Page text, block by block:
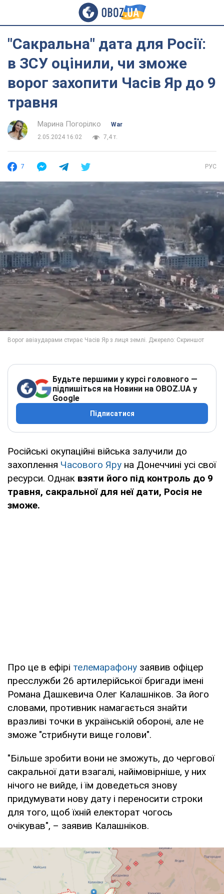
"Сакральна" дата для Росії:
в ЗСУ оцінили, чи зможе
ворог захопити Часів Яр до 9
травня
Марина Погорілко
War
2.05.2024 16:02
7,4 т.
7 РУС
Будьте першими у курсі головного —
підпишіться на Новини на OBOZ.UA у
Google
Підписатися
Російські окупаційні війська залучили до
захоплення Часового Яру на Донеччині усі свої
ресурси. Однак взяти його під контроль до 9
травня, сакральної для неї дати, Росія не
зможе.
Про це в ефірі телемарафону заявив офіцер
пресслужби 26 артилерійської бригади імені
Романа Дашкевича Олег Калашніков. За його
словами, противник намагається знайти
вразливі точки в українській обороні, але не
зможе "стрибнути вище голови".
"Більше зробити вони не зможуть, до чергової
сакральної дати взагалі, найімовірніше, у них
нічого не вийде, і їм доведеться знову
придумувати нову дату і переносити строки
для того, щоб їхній електорат чогось
очікував", – заявив Калашніков.